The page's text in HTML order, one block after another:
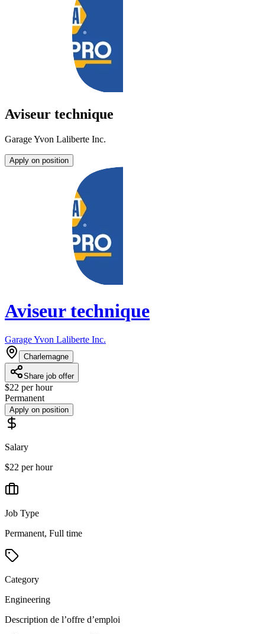
Aviseur technique
Garage Yvon Laliberte Inc.
Apply on position
Aviseur technique
Garage Yvon Laliberte Inc.
Charlemagne
Share job offer
$22 per hour
Permanent
Apply on position
Salary
$22 per hour
Job Type
Permanent, Full time
Category
Engineering
Description de l’offre d’emploi